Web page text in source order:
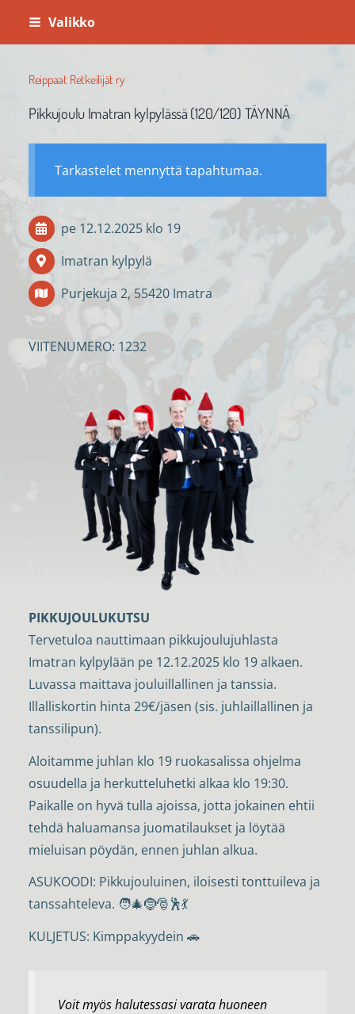
Siirry
sivun
Valikko
Reippaat Retkeilijät ry
Pikkujoulu Imatran kylpylässä (120/120) TÄYNNÄ
Tarkastelet mennyttä tapahtumaa.
pe 12.12.2025 klo 19
Imatran kylpylä
Purjekuja 2, 55420 Imatra
VIITENUMERO: 1232
PIKKUJOULUKUTSU
Tervetuloa nauttimaan pikkujoulujuhlasta
Imatran kylpylään pe 12.12.2025 klo 19 alkaen.
Luvassa maittava jouluillallinen ja tanssia.
Illalliskortin hinta 29€/jäsen (sis. juhlaillallinen ja
tanssilipun).
Aloitamme juhlan klo 19 ruokasalissa ohjelma
osuudella ja herkutteluhetki alkaa klo 19:30.
Paikalle on hyvä tulla ajoissa, jotta jokainen ehtii
tehdä haluamansa juomatilaukset ja löytää
mieluisan pöydän, ennen juhlan alkua.
ASUKOODI: Pikkujouluinen, iloisesti tonttuileva ja
tanssahteleva. 🧑‍🎄🤶🎅🕺💃
KULJETUS: Kimppakyydein 🚗
Voit myös halutessasi varata huoneen